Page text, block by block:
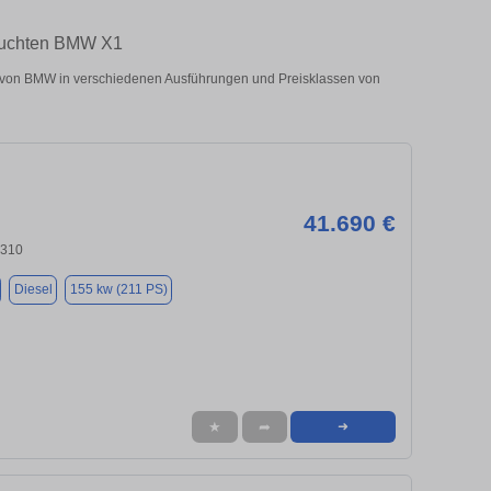
BMW X1
BMW in verschiedenen Ausführungen und Preisklassen von
41.690 €
Diesel 155 kw (211 PS)
★ ➦ ➜